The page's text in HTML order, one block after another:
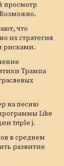
просмотр
Возможно.
что
их стратегия
рисками.
Трампа
на песню
Like
triple j.
в среднем
развитие